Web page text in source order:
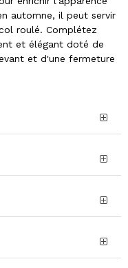
automne, il peut servir
roulé. Complétez
et élégant doté de
et d'une fermeture